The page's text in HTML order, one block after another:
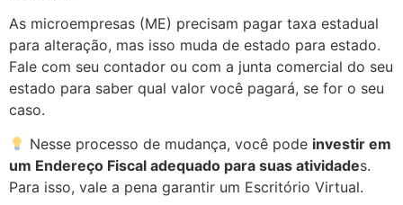
As microempresas (ME) precisam pagar taxa estadual
para alteração, mas isso muda de estado para estado.
Fale com seu contador ou com a junta comercial do seu
estado para saber qual valor você pagará, se for o seu
caso.
Nesse processo de mudança, você pode investir em
um Endereço Fiscal adequado para suas atividades.
Para isso, vale a pena garantir um Escritório Virtual.